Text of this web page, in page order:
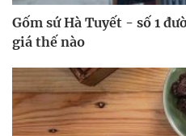
Gốm sứ Hà Tuyết - số 1
giá thế nào